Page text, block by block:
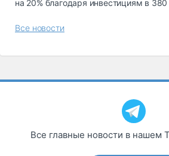
на 20% благодаря инвестициям в
Все новости
Все главные новости в нашем